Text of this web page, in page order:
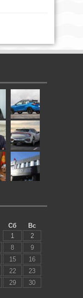
Сб
Вс
1
2
8
9
15
16
22
23
29
30